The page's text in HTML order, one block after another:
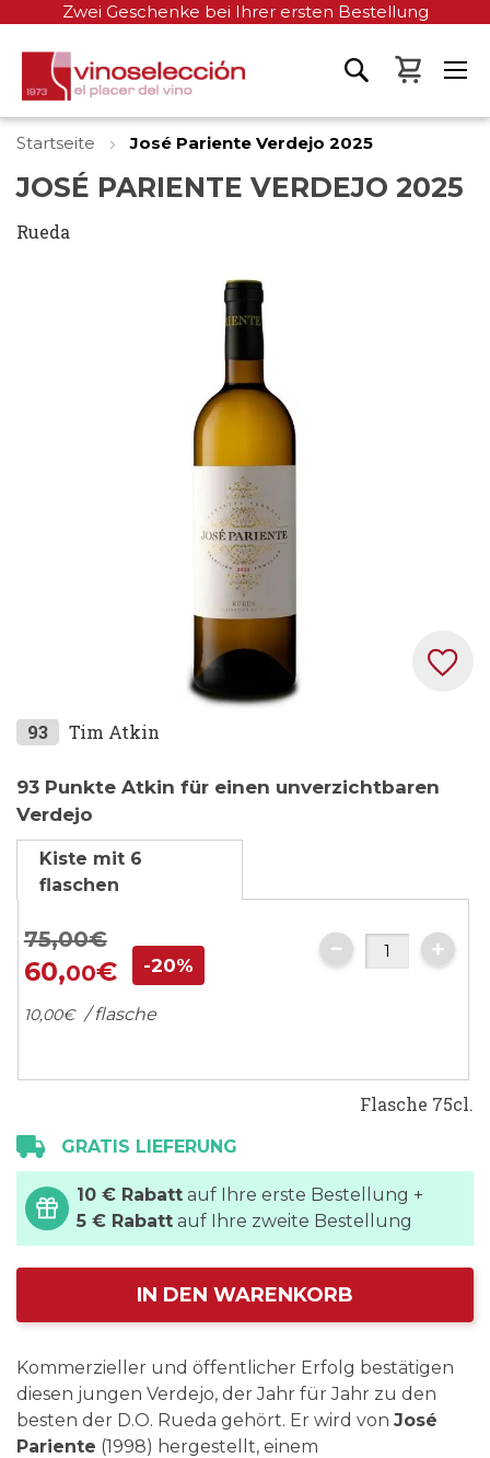
Zwei Geschenke bei Ihrer ersten Bestellung
Mein
Startseite José Pariente Verdejo 2025
JOSÉ PARIENTE VERDEJO 2025
Rueda
Zum
der
Bildgalerie
springen
93 Tim Atkin
93 Punkte Atkin für einen unverzichtbaren
Verdejo
Kiste mit 6
flaschen
75,00€
60,00€ -20%
10,00€ / flasche
Flasche 75cl.
GRATIS LIEFERUNG
10 € Rabatt auf Ihre erste Bestellung +
5 € Rabatt auf Ihre zweite Bestellung
IN DEN WARENKORB
Kommerzieller und öffentlicher Erfolg bestätigen
diesen jungen Verdejo, der Jahr für Jahr zu den
besten der D.O. Rueda gehört. Er wird von José
Pariente (1998) hergestellt, einem